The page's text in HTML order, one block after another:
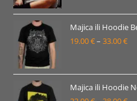
od
do
Majica ili Hoodie
19.00€– 33.00€
od
Majica ili Hoodie